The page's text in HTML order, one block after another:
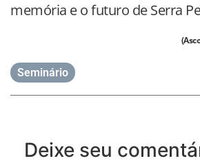
memória e o futuro de Serra
Seminário
Deixe seu